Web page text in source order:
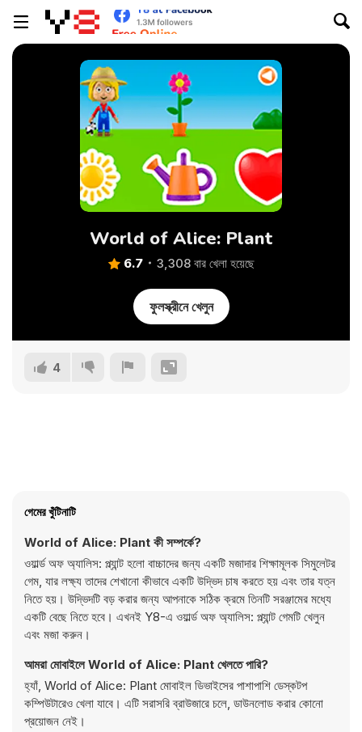
World of Alice: Plant
6.7 3,308 বার খেলা হয়েছে
ফুলস্ক্রীনে খেলুন
4
গেমের খুঁটিনাটি
World of Alice: Plant কী সম্পর্কে?
ওয়ার্ল্ড অফ অ্যালিস: প্ল্যান্ট হলো বাচ্চাদের জন্য একটি মজাদার শিক্ষামূলক সিমুলেটর
গেম, যার লক্ষ্য তাদের শেখানো কীভাবে একটি উদ্ভিদ চাষ করতে হয় এবং তার যত্ন
নিতে হয়। উদ্ভিদটি বড় করার জন্য আপনাকে সঠিক ক্রমে তিনটি সরঞ্জামের মধ্যে
একটি বেছে নিতে হবে। এখনই Y8-এ ওয়ার্ল্ড অফ অ্যালিস: প্ল্যান্ট গেমটি খেলুন
এবং মজা করুন।
আমরা মোবাইলে World of Alice: Plant খেলতে পারি?
হ্যাঁ, World of Alice: Plant মোবাইল ডিভাইসের পাশাপাশি ডেস্কটপ
কম্পিউটারেও খেলা যাবে। এটি সরাসরি ব্রাউজারে চলে, ডাউনলোড করার কোনো
প্রয়োজন নেই।